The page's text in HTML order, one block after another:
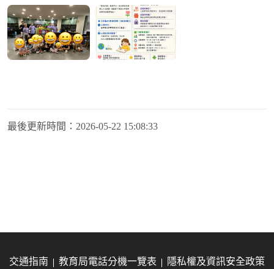
最後更新時間： 2026-05-22 15:08:33
交通指南 教育局電話分機一覽表 隱私權及資訊安全政策